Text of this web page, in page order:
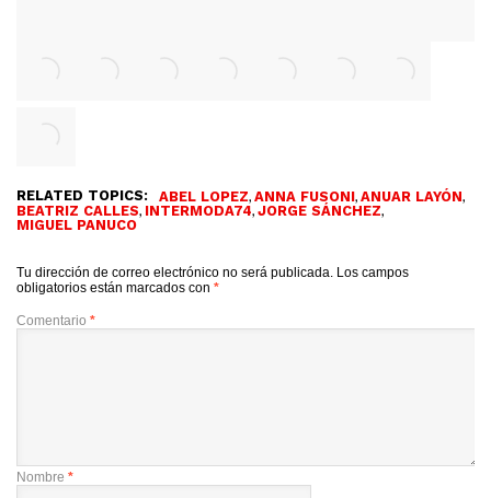
RELATED TOPICS: ABEL LOPEZ, ANNA FUSONI, ANUAR LAYÓN,
BEATRIZ CALLES, INTERMODA74, JORGE SÁNCHEZ,
MIGUEL PANUCO
Tu dirección de correo electrónico no será publicada. Los campos
obligatorios están marcados con *
Comentario *
Nombre *